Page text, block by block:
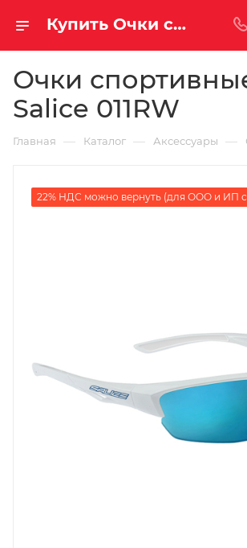
Купить Очки спортивные Salice 011RW за рублей, а со скидкой
Очки
Salice 011RW
Главная — Каталог — Аксессуары —
22% НДС можно вернуть (для ООО и ИП